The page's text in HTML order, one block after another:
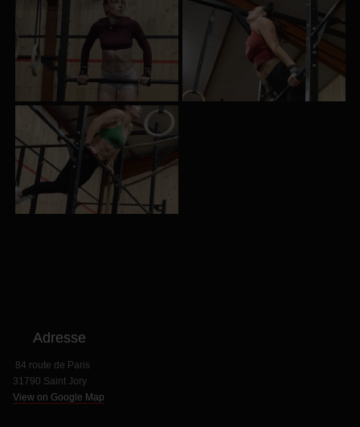
Adresse
84 route de Paris
31790 Saint Jory
View on Google Map